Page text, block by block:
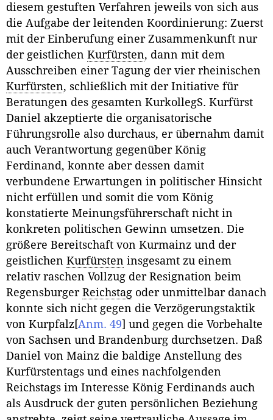
diesem gestuften Verfahren jeweils von sich aus
die Aufgabe der leitenden Koordinierung: Zuerst
mit der Einberufung einer Zusammenkunft nur
der geistlichen Kurfürsten, dann mit dem
Ausschreiben einer Tagung der vier rheinischen
Kurfürsten, schließlich mit der Initiative für
Beratungen des gesamten KurkollegS. Kurfürst
Daniel akzeptierte die organisatorische
Führungsrolle also durchaus, er übernahm damit
auch Verantwortung gegenüber König
Ferdinand, konnte aber dessen damit
verbundene Erwartungen in politischer Hinsicht
nicht erfüllen und somit die vom König
konstatierte Meinungsführerschaft nicht in
konkreten politischen Gewinn umsetzen. Die
größere Bereitschaft von Kurmainz und der
geistlichen Kurfürsten insgesamt zu einem
relativ raschen Vollzug der Resignation beim
Regensburger Reichstag oder unmittelbar danach
konnte sich nicht gegen die Verzögerungstaktik
von Kurpfalz[Anm. 49] und gegen die Vorbehalte
von Sachsen und Brandenburg durchsetzen. Daß
Daniel von Mainz die baldige Anstellung des
Kurfürstentags und eines nachfolgenden
Reichstags im Interesse König Ferdinands auch
als Ausdruck der guten persönlichen Beziehung